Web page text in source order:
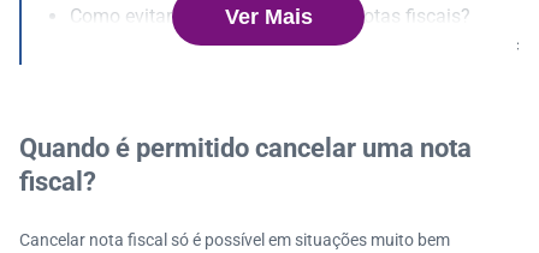
Como evitar erros na emissão de notas fiscais?
O cancelamento da nota fiscal vale para MEI? O proc
egras?
Onde buscar apoio para dúvidas sobre nota fiscal?
Ver Mais
Quando é permitido cancelar uma nota
fiscal?
Cancelar nota fiscal só é possível em situações muito bem